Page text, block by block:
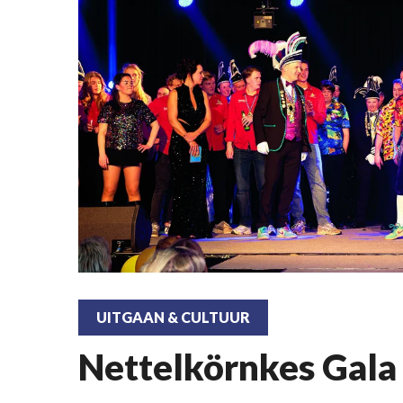
UITGAAN & CULTUUR
Nettelkörnkes